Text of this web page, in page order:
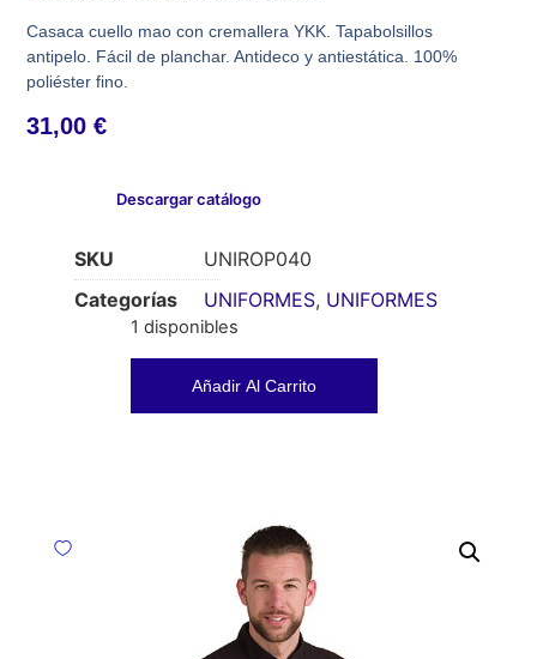
Casaca cuello mao con cremallera YKK. Tapabolsillos
antipelo. Fácil de planchar. Antideco y antiestática. 100%
poliéster fino.
31,00€
Descargar catálogo
SKU
UNIROP040
Categorías
UNIFORMES, UNIFORMES
1 disponibles
Añadir Al Carrito